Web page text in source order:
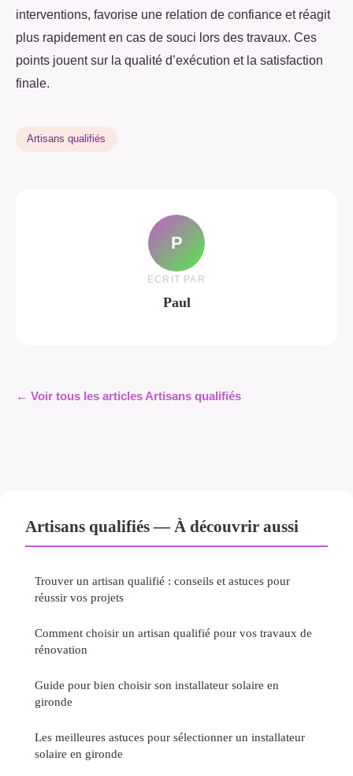
interventions, favorise une relation de confiance et réagit
plus rapidement en cas de souci lors des travaux. Ces
points jouent sur la qualité d’exécution et la satisfaction
finale.
Artisans qualifiés
P
ECRIT PAR
Paul
← Voir tous les articles Artisans qualifiés
Artisans qualifiés — À découvrir aussi
Trouver un artisan qualifié : conseils et astuces pour
réussir vos projets
Comment choisir un artisan qualifié pour vos travaux de
rénovation
Guide pour bien choisir son installateur solaire en
gironde
Les meilleures astuces pour sélectionner un installateur
solaire en gironde